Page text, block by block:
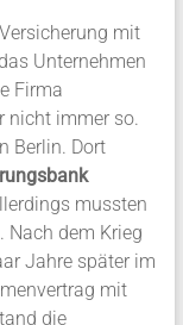
mit
Unternehmen
Firma
nicht immer so.
Berlin. Dort
mussten
Nach dem Krieg
Jahre später im
mit
die